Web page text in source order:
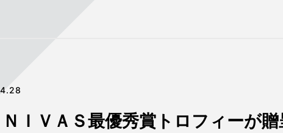
ＩＶＡＳ最優秀賞トロフィーが